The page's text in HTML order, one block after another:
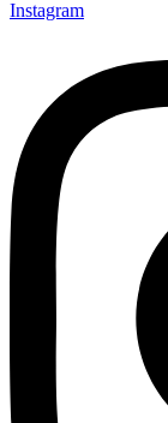
Instagram